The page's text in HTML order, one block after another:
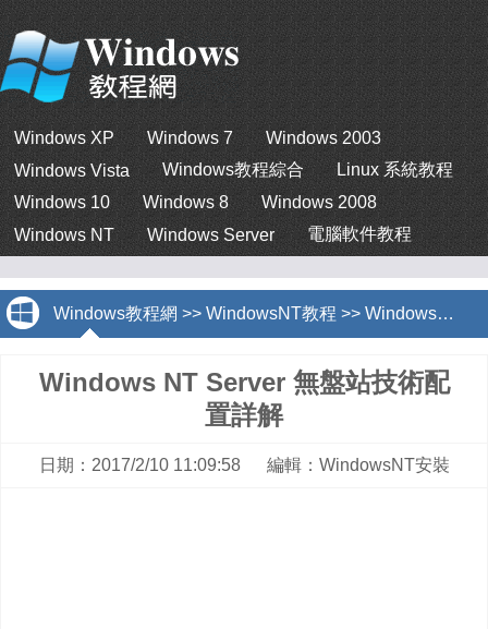
Windows XP Windows 7
Windows 2003
Windows Vista
Windows教程綜合
Linux 系統教程
Windows 10
Windows 8
Windows 2008
Windows NT
Windows Server 電腦軟件教程
Windows教程網 >> WindowsNT教程 >> WindowsNT安裝
Windows NT Server 無盤站技術配
置詳解
日期：2017/2/10 11:09:58 編輯：WindowsNT安裝